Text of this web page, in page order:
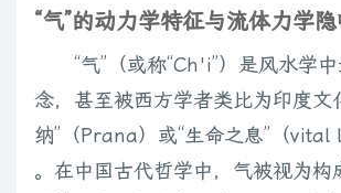
“气”的动力学特征与流体力学
“气”（或称“Ch'i”）是风水学
念，甚至被西方学者类比为印度文
纳”（Prana）或“生命之息”（vital
。在中国古代哲学中，气被视为构